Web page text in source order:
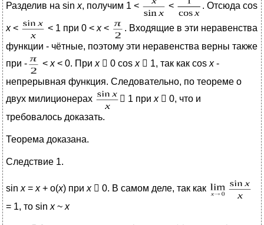
Разделив на sinx, получим 1 < < . Отсюда cos
x< < 1 при 0 <x<
. Входящие в эти неравенства
функции - чётные, поэтому эти неравенства верны также
при -
<x< 0. Приx 0 cosx 1, так как сosx-
непрерывная функция. Следовательно, по теореме о
двух милиционерах
 1 прих 0, что и
требовалось доказать.
Теорема доказана.
Следствие 1.
sinx=x+ о(х) прих 0. В самом деле, так как
= 1, то sin x~ x